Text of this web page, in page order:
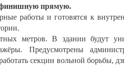
финишную прямую.
работы и готовятся к
метров. В здании будут
Предусмотрены
секции вольной борьбы,